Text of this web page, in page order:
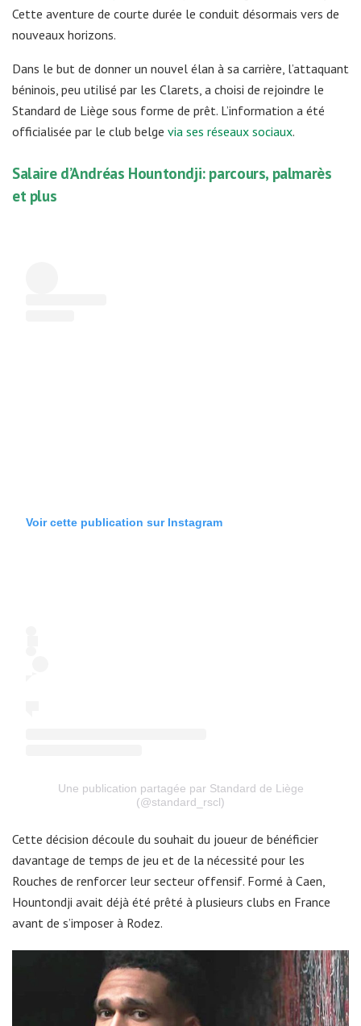
Cette aventure de courte durée le conduit désormais vers de
nouveaux horizons.
Dans le but de donner un nouvel élan à sa carrière, l’attaquant
béninois, peu utilisé par les Clarets, a choisi de rejoindre le
Standard de Liège sous forme de prêt. L’information a été
officialisée par le club belge via ses réseaux sociaux.
Salaire d’Andréas Hountondji: parcours, palmarès
et plus
Voir cette publication sur Instagram
Une publication partagée par Standard de Liège
(@standard_rscl)
Cette décision découle du souhait du joueur de bénéficier
davantage de temps de jeu et de la nécessité pour les
Rouches de renforcer leur secteur offensif. Formé à Caen,
Hountondji avait déjà été prêté à plusieurs clubs en France
avant de s’imposer à Rodez.